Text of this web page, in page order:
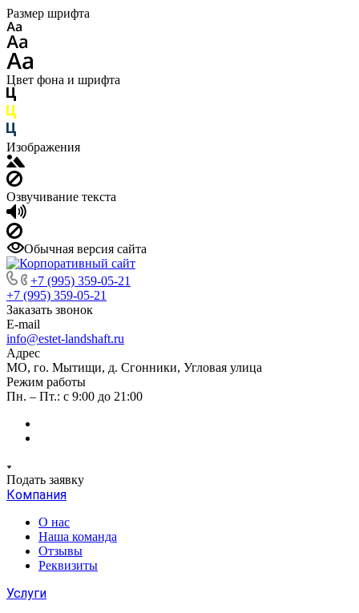
Размер шрифта
Цвет фона и шрифта
Изображения
Озвучивание текста
Обычная версия сайта
+7 (995) 359-05-21
+7 (995) 359-05-21
Заказать звонок
E-mail
info@estet-landshaft.ru
Адрес
МО, го. Мытищи, д. Сгонники, Угловая улица
Режим работы
Пн. – Пт.: с 9:00 до 21:00
Подать заявку
Компания
О нас
Наша команда
Отзывы
Реквизиты
Услуги